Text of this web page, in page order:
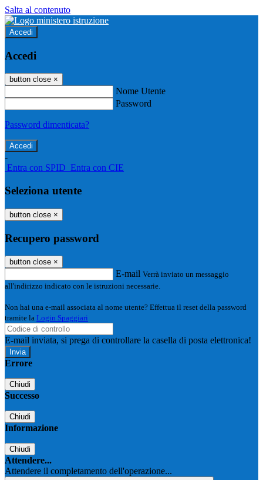
Salta al contenuto
Accedi
Accedi
button close ×
Nome Utente
Password
Password dimenticata?
-
Entra con SPID Entra con CIE
Seleziona utente
button close ×
Recupero password
button close ×
E-mail Verrà inviato un messaggio
all'indirizzo indicato con le istruzioni necessarie.
Non hai una e-mail associata al nome utente? Effettua il reset della password
tramite la Login Spaggiari
E-mail inviata, si prega di controllare la casella di posta elettronica!
Errore
Chiudi
Successo
Chiudi
Informazione
Chiudi
Attendere...
Attendere il completamento dell'operazione...